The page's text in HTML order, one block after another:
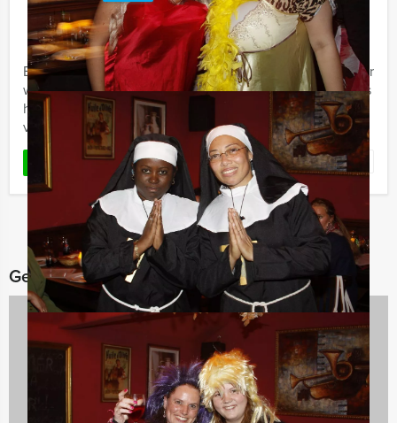
Vanaf€ 22,50 p.p. excl. BTW
Vanaf 12 personen ‐ 2 uur en 30 minuten
Een bezoekje aan Gouda is zeker de moeite waard. Maar
wij maken het u nog gemakkelijker: Holland Tour Guides
heeft in deze speurtocht alvast een route voor u
vastgelegd, ...
LEES MEER Favoriet
Gerelateerde categorieën
Vrijgezellenfeesten